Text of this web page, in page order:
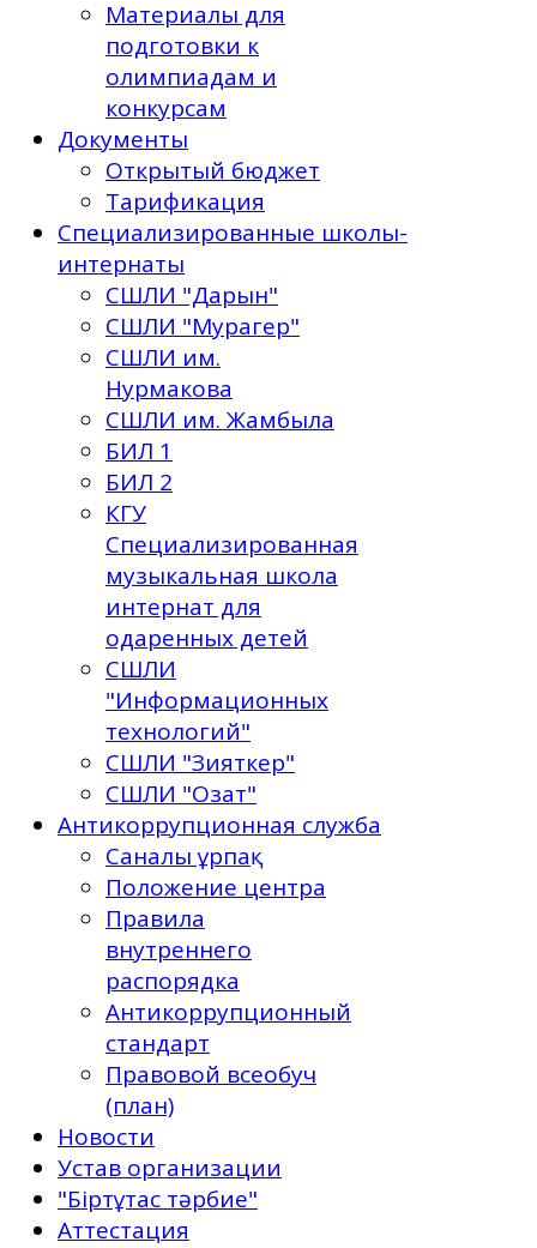
Материалы для
подготовки к
олимпиадам и
конкурсам
Документы
Открытый бюджет
Тарификация
Специализированные школы-
интернаты
СШЛИ "Дарын"
СШЛИ "Мурагер"
СШЛИ им.
Нурмакова
СШЛИ им. Жамбыла
БИЛ 1
БИЛ 2
КГУ
Специализированная
музыкальная школа
интернат для
одаренных детей
СШЛИ
"Информационных
технологий"
СШЛИ "Зияткер"
СШЛИ "Озат"
Антикоррупционная служба
Саналы ұрпақ
Положение центра
Правила
внутреннего
распорядка
Антикоррупционный
стандарт
Правовой всеобуч
(план)
Новости
Устав организации
"Біртұтас тәрбие"
Аттестация